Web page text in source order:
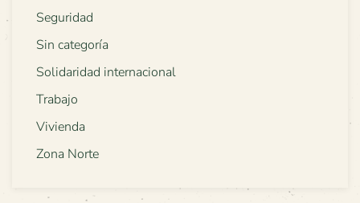
Seguridad
Sin categoría
Solidaridad internacional
Trabajo
Vivienda
Zona Norte